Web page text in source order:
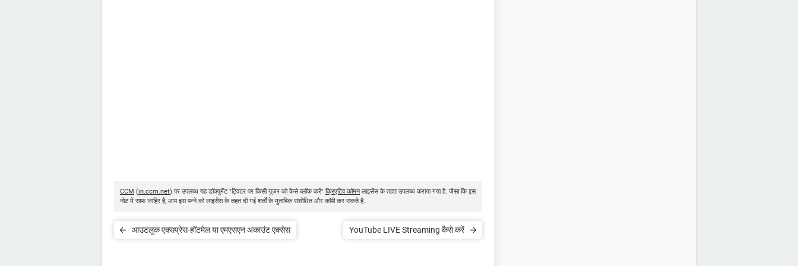
CCM (in.ccm.net) पर उपलब्ध यह डॉक्युमेंट "ट्विटर पर किसी यूजर को कैसे ब्लॉक करें" क्रिएटिव कॉमनलाइसेंस के तहत उपलब्ध कराया गया है. जैसा कि इस
नोट में साफ जाहिर है, आप इस पन्ने को लाइसेंस के तहत दी गई शर्तों के मुताबिक संशोधित और कॉपी कर सकते हैं.
आउटलुक एक्सप्रेस-हॉटमेल या एमएसएन अकाउंट एक्सेस YouTube LIVE Streaming कैसे करें